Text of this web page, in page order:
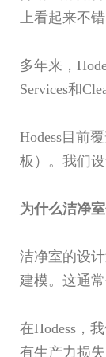
上看起来不
多年来，
Services和
Hodess目前
板）。我们
为什么洁净室
洁净室的设
建模。这通
在Hodess，
有生产力损